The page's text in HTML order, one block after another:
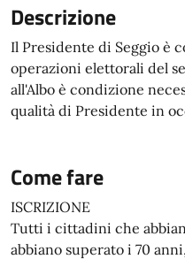
Descrizione
Il Presidente di Seggio è
operazioni elettorali del
all'Albo è condizione
qualità di Presidente in
Come fare
ISCRIZIONE
Tutti i cittadini che
abbiano superato i 70